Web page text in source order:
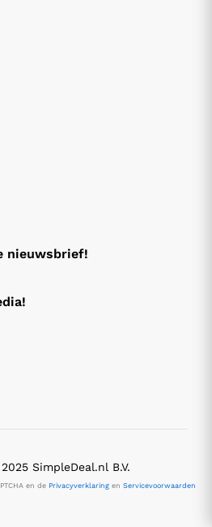
nieuwsbrief!
SimpleDeal.nl B.V.
en de Privacyverklaring en Servicevoorwaarden